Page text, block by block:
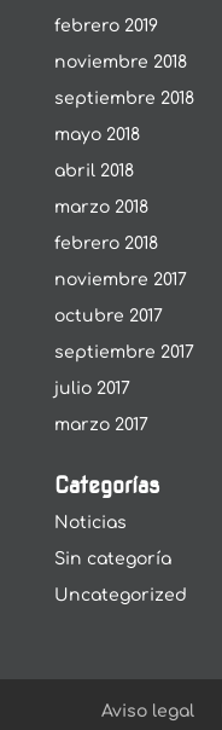
febrero 2019
noviembre 2018
septiembre 2018
mayo 2018
abril 2018
marzo 2018
febrero 2018
noviembre 2017
octubre 2017
septiembre 2017
julio 2017
marzo 2017
Categorías
Noticias
Sin categoría
Uncategorized
Aviso legal